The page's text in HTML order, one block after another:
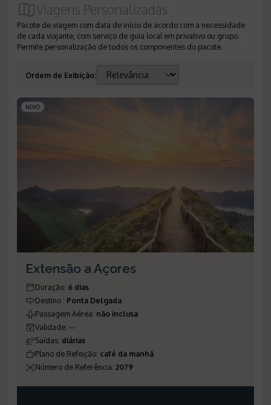
Viagens Personalizadas
Pacote de viagem com data de início de acordo com a necessidade
de cada viajante, com serviço de guia local em privativo ou grupo.
Permite personalização de todos os componentes do pacote.
Ordem de Exibição:
NOVO
Extensão a Açores
Duração: 6 dias
Destino : Ponta Delgada
Passagem Aérea: não inclusa
Validade: --
Saídas: diárias
Plano de Refeição: café da manhã
Número de Referência: 2079